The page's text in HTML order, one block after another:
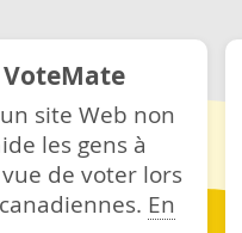
site Web non
les gens à
de voter lors
En